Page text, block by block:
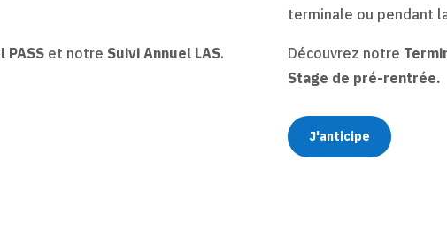
PASS et notre Suivi Annuel LAS.
terminale ou pendant
Découvrez notre
Stage de pré-rentrée.
J'anticipe